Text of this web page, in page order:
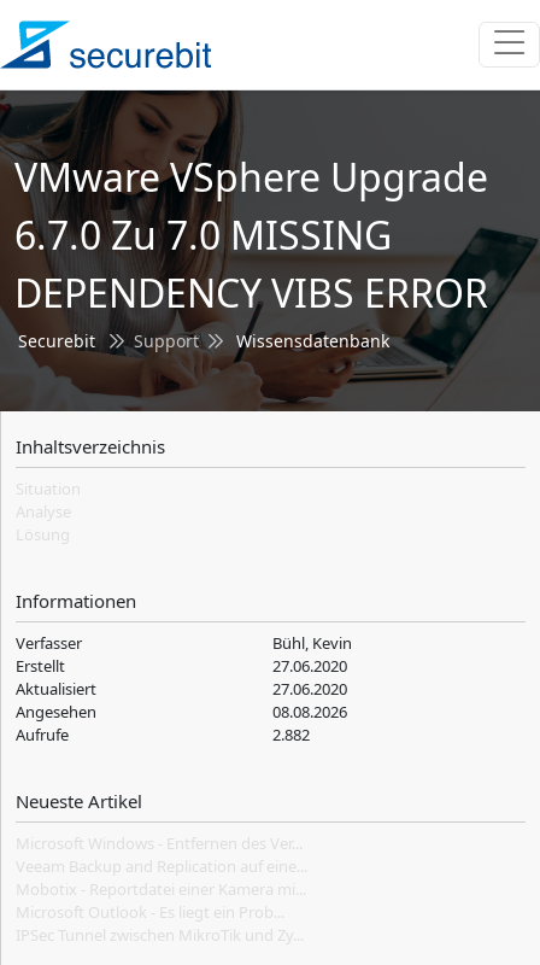
VMware VSphere Upgrade
6.7.0 Zu 7.0 MISSING
DEPENDENCY VIBS ERROR
Securebit Support Wissensdatenbank
Inhaltsverzeichnis
Situation
Analyse
Lösung
Informationen
Verfasser
Bühl, Kevin
Erstellt
27.06.2020
Aktualisiert
27.06.2020
Angesehen
08.08.2026
Aufrufe
2.882
Neueste Artikel
Microsoft Windows - Entfernen des Ver...
Veeam Backup and Replication auf eine...
Mobotix - Reportdatei einer Kamera mi...
Microsoft Outlook - Es liegt ein Prob...
IPSec Tunnel zwischen MikroTik und Zy...